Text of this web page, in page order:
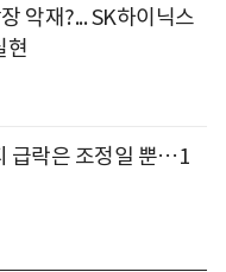
악재?... SK하이닉스
현
급락은 조정일 뿐…1